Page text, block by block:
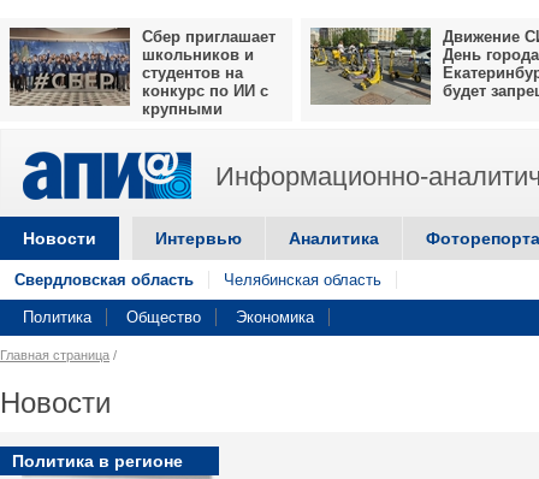
Сбер приглашает
школьников и
студентов на
конкурс по ИИ с
крупными
Движение
День города
будет
Информационно-
Новости Интервью Аналитика
Свердловская область Челябинская область
Политика Общество Экономика
Главная страница /
Новости
Политика в регионе